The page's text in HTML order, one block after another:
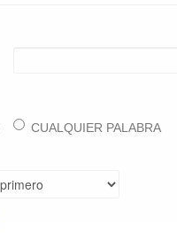
CUALQUIER PALABRA